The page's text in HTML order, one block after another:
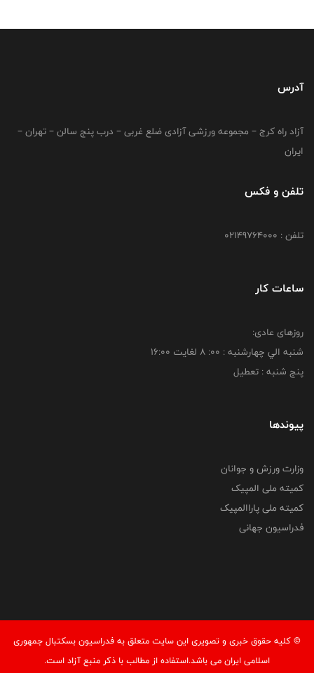
آدرس
آزاد راه کرج – مجموعه ورزشی آزادی ضلع غربی – درب پنج سالن – تهران –
ایران
تلفن و فکس
تلفن : 02149764000
ساعات کار
روزهای عادی:
شنبه الي چهارشنبه : 00: 8 لغايت 16:00
پنج شنبه : تعطیل
پیوندها
وزارت ورزش و جوانان
کمیته ملی المپیک
کمیته ملی پاراالمپیک
فدراسیون جهانی
© کليه حقوق خبری و تصويری اين سايت متعلق به فدراسیون بسکتبال جمهوری
اسلامی ایران می باشد.استفاده از مطالب با ذكر منبع آزاد است.